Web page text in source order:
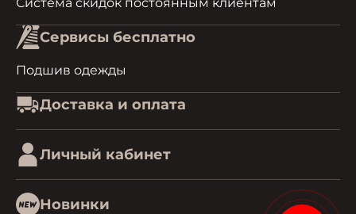
Сервисы бесплатно
Подшив одежды
Доставка и оплата
Личный кабинет
Новинки